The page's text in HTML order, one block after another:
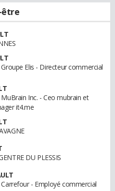
être
Elis - Directeur commercial
Inc. - Ceo mubrain et
it4.me
DU PLESSIS
- Employé commercial